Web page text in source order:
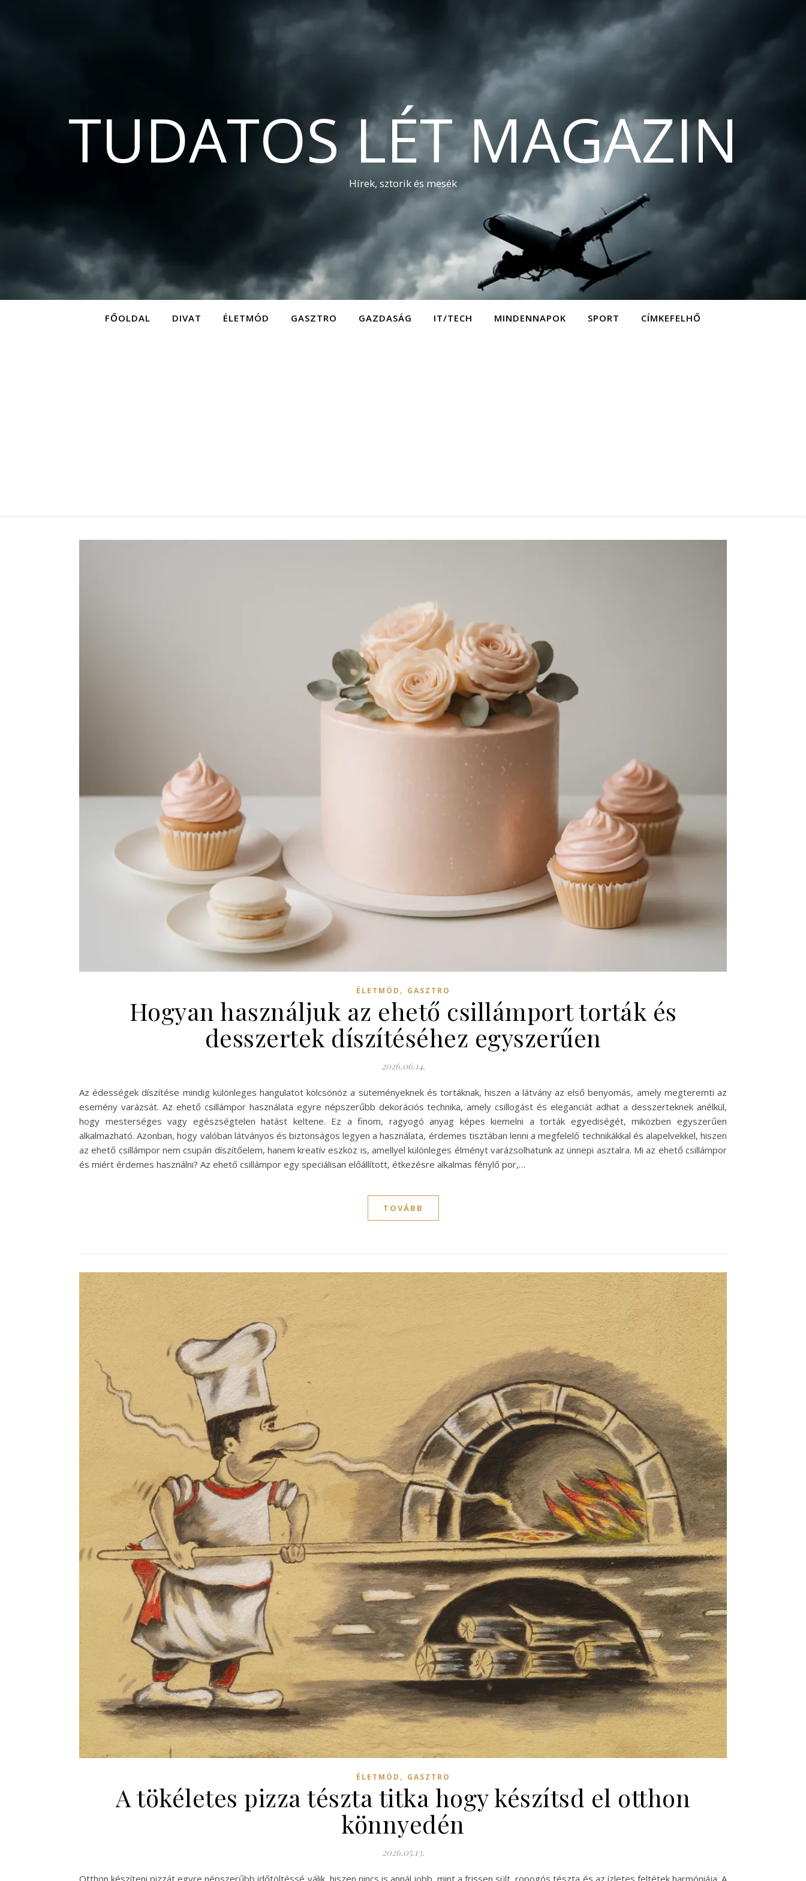
TUDATOS LÉT MAGAZIN
Hírek, sztorik és mesék
FŐOLDAL DIVAT ÉLETMÓD GASZTRO GAZDASÁG IT/TECH MINDENNAPOK SPORT CÍMKEFELHŐ
ÉLETMÓD , GASZTRO
Hogyan használjuk az ehető csillámport torták és
desszertek díszítéséhez egyszerűen
2026.06.14.
Az édességek díszítése mindig különleges hangulatot kölcsönöz a süteményeknek és tortáknak, hiszen a látvány az első benyomás, amely megteremti az
esemény varázsát. Az ehető csillámpor használata egyre népszerűbb dekorációs technika, amely csillogást és eleganciát adhat a desszerteknek anélkül,
hogy mesterséges vagy egészségtelen hatást keltene. Ez a finom, ragyogó anyag képes kiemelni a torták egyediségét, miközben egyszerűen
alkalmazható. Azonban, hogy valóban látványos és biztonságos legyen a használata, érdemes tisztában lenni a megfelelő technikákkal és alapelvekkel, hiszen
az ehető csillámpor nem csupán díszítőelem, hanem kreatív eszköz is, amellyel különleges élményt varázsolhatunk az ünnepi asztalra. Mi az ehető csillámpor
és miért érdemes használni? Az ehető csillámpor egy speciálisan előállított, étkezésre alkalmas fénylő por,…
TOVÁBB
ÉLETMÓD , GASZTRO
A tökéletes pizza tészta titka hogy készítsd el otthon
könnyedén
2026.05.13.
Otthon készíteni pizzát egyre népszerűbb időtöltéssé válik, hiszen nincs is annál jobb, mint a frissen sült, ropogós tészta és az ízletes feltétek harmóniája. A